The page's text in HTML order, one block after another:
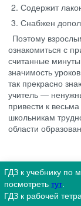
Содержит
Снабжен
Поэтому
ознакомиться с
считанные
значимость
так прекрасно
учитель —
привести к
школьникам
области
ГДЗ к учебнику по
посмотреть тут.
ГДЗ к рабочей